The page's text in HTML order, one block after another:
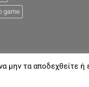
game
τα αποδεχθείτε ή